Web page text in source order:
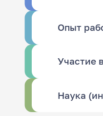
Опыт
Участие
Наука